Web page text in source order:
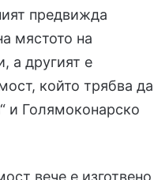
предвижда
мястото на
а другият е
който трябва да
и Голямоконарско
вече е изготвено